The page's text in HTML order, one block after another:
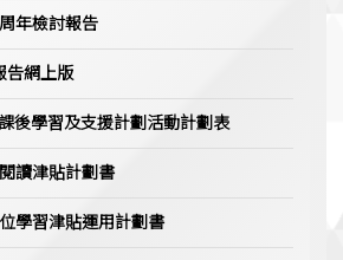
年檢討報告
告網上版
後學習及支援計劃活動計劃表
讀津貼計劃書
學習津貼運用計劃書